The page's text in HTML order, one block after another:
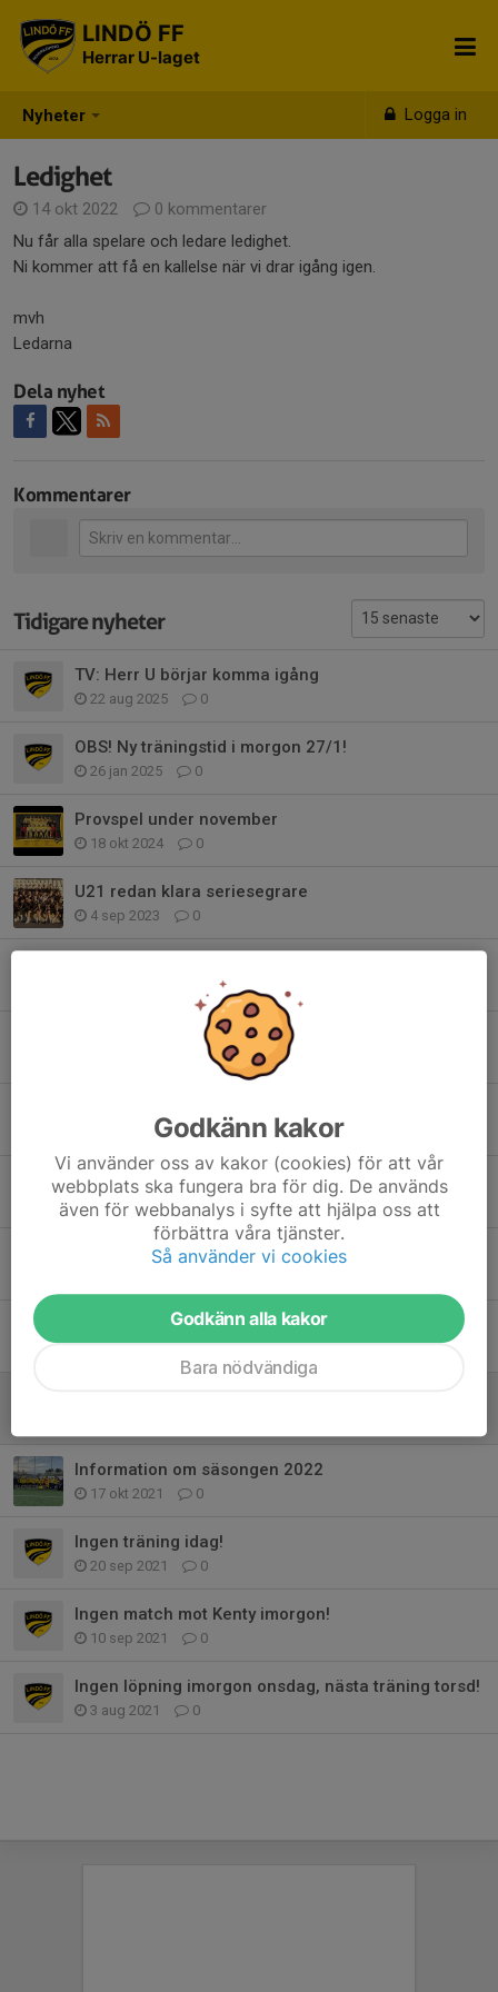
Nyheter Logga in
LINDÖ FF
Herrar U-laget
Ledighet
14 okt 2022
0 kommentarer
Nu får alla spelare och ledare ledighet.
Ni kommer att få en kallelse när vi drar igång igen.
mvh
Ledarna
Dela nyhet
Kommentarer
Tidigare nyheter
TV: Herr U börjar komma igång
22 aug 2025 0
OBS! Ny träningstid i morgon 27/1!
26 jan 2025 0
Provspel under november
18 okt 2024 0
U21 redan klara seriesegrare
4 sep 2023 0
20 mar 2023 0
Träningen inställd idag tisdag 13/12
13 dec 2022 0
Träningstider!
3 nov 2022 0
Information om säsongen 2022
17 okt 2021 0
Ingen träning idag!
20 sep 2021 0
Ingen match mot Kenty imorgon!
10 sep 2021 0
Ingen löpning imorgon onsdag, nästa träning torsd!
3 aug 2021 0
Godkänn kakor
Vi använder oss av kakor (cookies) för att vår
webbplats ska fungera bra för dig. De används
även för webbanalys i syfte att hjälpa oss att
förbättra våra tjänster.
Så använder vi cookies
Godkänn alla kakor
Bara nödvändiga